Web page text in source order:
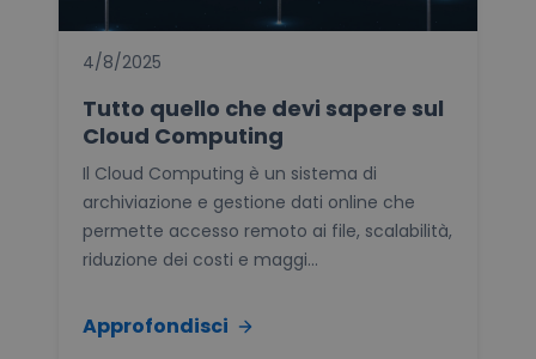
4/8/2025
Tutto quello che devi sapere sul
Cloud Computing
Il Cloud Computing è un sistema di
archiviazione e gestione dati online che
permette accesso remoto ai file, scalabilità,
riduzione dei costi e maggi...
Approfondisci